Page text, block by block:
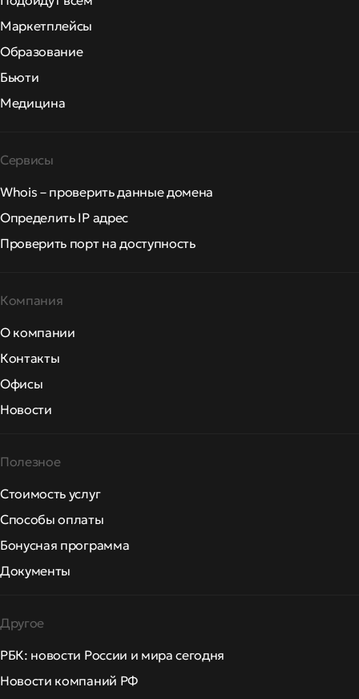
Маркетплейсы
Образование
Бьюти
Медицина
Сервисы
Whois – проверить данные домена
Определить IP адрес
Проверить порт на доступность
Компания
О компании
Контакты
Офисы
Новости
Полезное
Стоимость услуг
Способы оплаты
Бонусная программа
Документы
Другое
РБК: новости России и мира сегодня
Новости компаний РФ